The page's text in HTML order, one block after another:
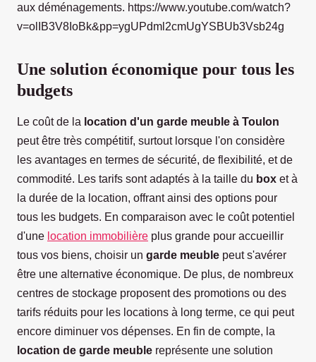
aux déménagements. https://www.youtube.com/watch?
v=olIB3V8IoBk&pp=ygUPdml2cmUgYSBUb3Vsb24g
Une solution économique pour tous les
budgets
Le coût de la location d'un garde meuble à Toulon
peut être très compétitif, surtout lorsque l'on considère
les avantages en termes de sécurité, de flexibilité, et de
commodité. Les tarifs sont adaptés à la taille du box et à
la durée de la location, offrant ainsi des options pour
tous les budgets. En comparaison avec le coût potentiel
d'une location immobilière plus grande pour accueillir
tous vos biens, choisir un garde meuble peut s'avérer
être une alternative économique. De plus, de nombreux
centres de stockage proposent des promotions ou des
tarifs réduits pour les locations à long terme, ce qui peut
encore diminuer vos dépenses. En fin de compte, la
location de garde meuble représente une solution